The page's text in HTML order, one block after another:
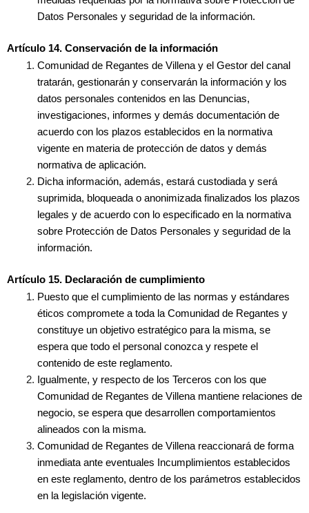
Datos Personales y seguridad de la información.
Artículo 14. Conservación de la información
Comunidad de Regantes de Villena y el Gestor del canal
tratarán, gestionarán y conservarán la información y los
datos personales contenidos en las Denuncias,
investigaciones, informes y demás documentación de
acuerdo con los plazos establecidos en la normativa
vigente en materia de protección de datos y demás
normativa de aplicación.
Dicha información, además, estará custodiada y será
suprimida, bloqueada o anonimizada finalizados los plazos
legales y de acuerdo con lo especificado en la normativa
sobre Protección de Datos Personales y seguridad de la
información.
Artículo 15. Declaración de cumplimiento
Puesto que el cumplimiento de las normas y estándares
éticos compromete a toda la Comunidad de Regantes y
constituye un objetivo estratégico para la misma, se
espera que todo el personal conozca y respete el
contenido de este reglamento.
Igualmente, y respecto de los Terceros con los que
Comunidad de Regantes de Villena mantiene relaciones de
negocio, se espera que desarrollen comportamientos
alineados con la misma.
Comunidad de Regantes de Villena reaccionará de forma
inmediata ante eventuales Incumplimientos establecidos
en este reglamento, dentro de los parámetros establecidos
en la legislación vigente.